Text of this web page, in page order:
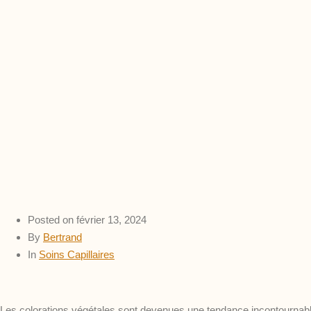
Posted on février 13, 2024
By Bertrand
In Soins Capillaires